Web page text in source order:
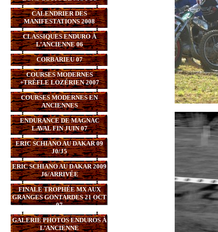
CALENDRIER DES
MANIFESTATIONS 2008
CLASSIQUES ENDURO À
L’ANCIENNE 06
CORBARIEU 07
COURSES MODERNES
+TRÈFLE LOZÉRIEN 2007
COURSES MODERNES EN
ANCIENNES
ENDURANCE DE MAGNAC
LAVAL FIN JUIN 07
ERIC SCHIANO AU DAKAR 09
J0/J5
ERIC SCHIANO AU DAKAR 2009
J6/ARRIVÉE
FINALE TROPHÉE MX AUX
GRANGES GONTARDES 21 OCT
07
GALERIE PHOTOS ENDUROS À
L’ANCIENNE